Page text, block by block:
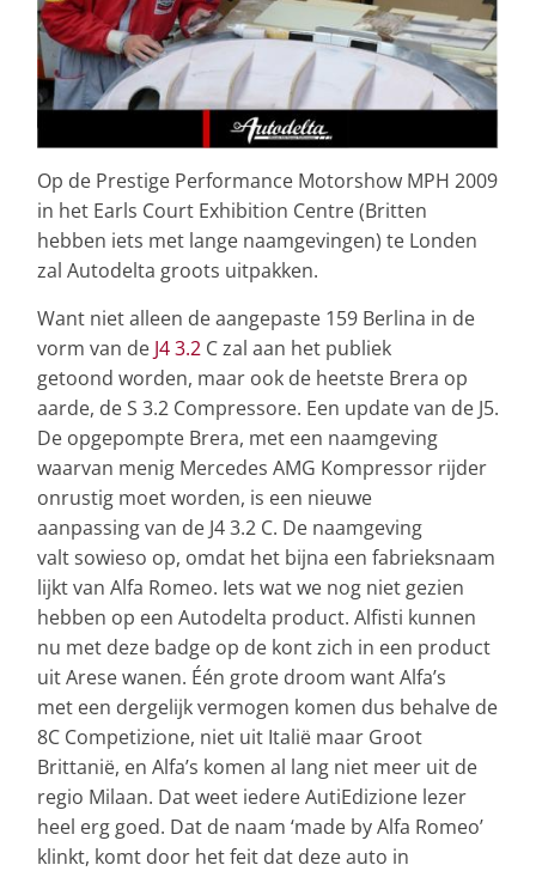
Op de Prestige Performance Motorshow MPH 2009
in het Earls Court Exhibition Centre (Britten
hebben iets met lange naamgevingen) te Londen
zal Autodelta groots uitpakken.
Want niet alleen de aangepaste 159 Berlina in de
vorm van de J4 3.2 C zal aan het publiek
getoond worden, maar ook de heetste Brera op
aarde, de S 3.2 Compressore. Een update van de J5.
De opgepompte Brera, met een naamgeving
waarvan menig Mercedes AMG Kompressor rijder
onrustig moet worden, is een nieuwe
aanpassing van de J4 3.2 C. De naamgeving
valt sowieso op, omdat het bijna een fabrieksnaam
lijkt van Alfa Romeo. Iets wat we nog niet gezien
hebben op een Autodelta product. Alfisti kunnen
nu met deze badge op de kont zich in een product
uit Arese wanen. Één grote droom want Alfa’s
met een dergelijk vermogen komen dus behalve de
8C Competizione, niet uit Italië maar Groot
Brittanië, en Alfa’s komen al lang niet meer uit de
regio Milaan. Dat weet iedere AutiEdizione lezer
heel erg goed. Dat de naam ‘made by Alfa Romeo’
klinkt, komt door het feit dat deze auto in